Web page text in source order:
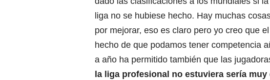
liga no se hubiese hecho. Hay muchas
por mejorar, eso es claro pero yo creo que el
hecho de que podamos tener competencia
a año ha permitido también que las
la liga profesional no estuviera sería muy